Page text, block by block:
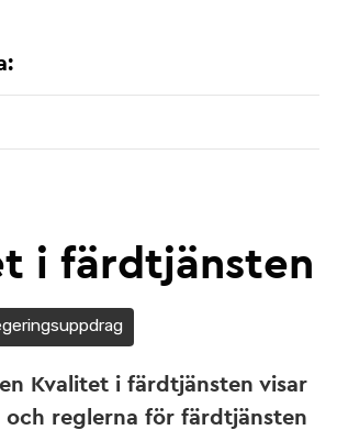
i färdtjänsten
Kvalitet i färdtjänsten visar
reglerna för färdtjänsten